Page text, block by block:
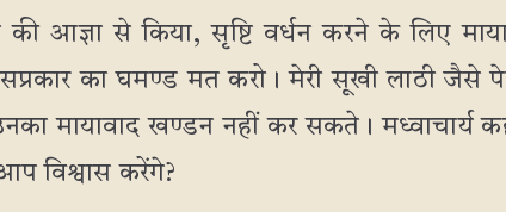
आज्ञा से किया, सृष्टि वर्धन करने के लिए
का घमण्ड मत करो। मेरी सूखी लाठी
मायावाद खण्डन नहीं कर सकते। मध्वाचार्य
विश्वास करेंगे?